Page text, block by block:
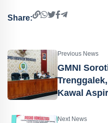
Share:
Previous News
GMNI
Kawal
Next News